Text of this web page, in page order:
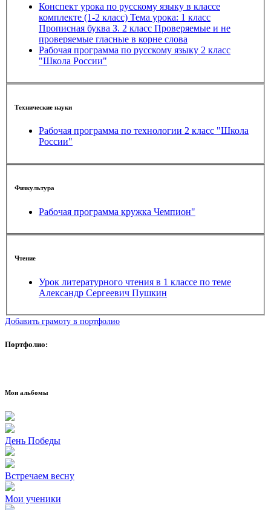
Конспект урока по русскому языку в классе
комплекте (1-2 класс) Тема урока: 1 класс
Прописная буква З. 2 класс Проверяемые и не
проверяемые гласные в корне слова
Рабочая программа по русскому языку 2 класс
"Школа России"
Технические науки
Рабочая программа по технологии 2 класс "Школа
России"
Физкультура
Рабочая программа кружка Чемпион"
Чтение
Урок литературного чтения в 1 классе по теме
Александр Сергеевич Пушкин
Добавить грамоту в портфолио
Портфолио:
Мои альбомы
День Победы
Встречаем весну
Мои ученики